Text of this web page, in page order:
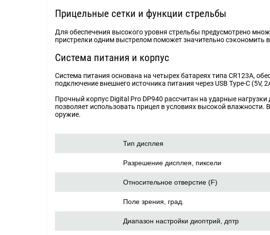
Прицельные сетки и функции стрельбы
Для обеспечения высокого уровня стрельбы предусмотрено
пристрелки одним выстрелом поможет значительно сэкономить
Система питания и корпус
Система питания основана на четырех батареях типа CR123A,
подключение внешнего источника питания через USB Type-C (5V,
Прочный корпус Digital Pro DP940 рассчитан на ударные
позволяет использовать прицел в условиях высокой
оружие.
Тип дисплея
Разрешение дисплея, пиксели
Относительное отверстие (F)
Поле зрения, град.
Диапазон настройки диоптрий, дптр